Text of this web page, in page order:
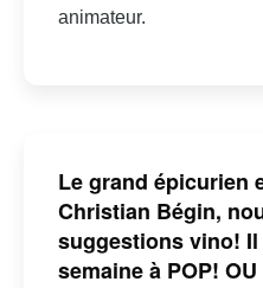
animateur.
Le grand épicurien
Christian Bégin,
suggestions vino! Il
semaine à POP!